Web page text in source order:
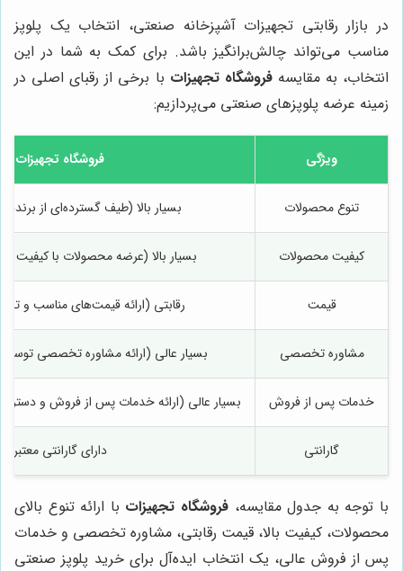
در بازار رقابتی تجهیزات آشپزخانه صنعتی، انتخاب یک پلوپز
مناسب می‌تواند چالش‌برانگیز باشد. برای کمک به شما در این
انتخاب، به مقایسهفروشگاه تجهیزات با برخی از رقبای اصلی در
زمینه عرضه پلوپزهای صنعتی می‌پردازیم:
ویژگی فروشگاه تجهیزات
تنوع محصولات بسیار بالا (طیف گسترده‌ای از
کیفیت محصولات بسیار بالا (عرضه محصولات با کیفیت و
قیمت رقابتی (ارائه قیمت‌های مناسب و
مشاوره تخصصی بسیار عالی (ارائه مشاوره تخصصی
خدمات پس از فروش بسیار عالی (ارائه خدمات پس از فروش و
گارانتی دارای گارانتی معتبر
با توجه به جدول مقایسه، فروشگاه تجهیزات با ارائه تنوع بالای
محصولات، کیفیت بالا، قیمت رقابتی، مشاوره تخصصی و خدمات
پس از فروش عالی، یک انتخاب ایده‌آل برای خرید پلوپز صنعتی